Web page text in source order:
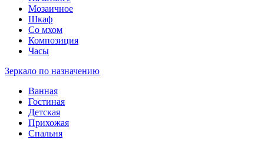
Мозаичное
Шкаф
Со мхом
Композиция
Часы
Зеркало по назначению
Ванная
Гостиная
Детская
Прихожая
Спальня